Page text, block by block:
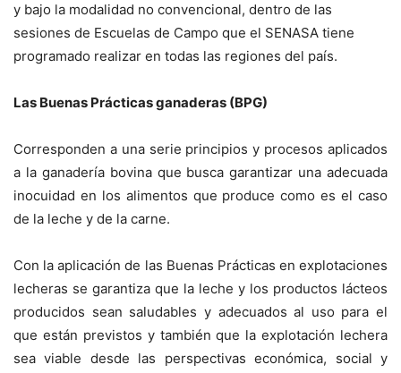
y bajo la modalidad no convencional, dentro de las
sesiones de Escuelas de Campo que el SENASA tiene
programado realizar en todas las regiones del país.
Las Buenas Prácticas ganaderas (BPG)
Corresponden a una serie principios y procesos aplicados
a la ganadería bovina que busca garantizar una adecuada
inocuidad en los alimentos que produce como es el caso
de la leche y de la carne.
Con la aplicación de las Buenas Prácticas en explotaciones
lecheras se garantiza que la leche y los productos lácteos
producidos sean saludables y adecuados al uso para el
que están previstos y también que la explotación lechera
sea viable desde las perspectivas económica, social y